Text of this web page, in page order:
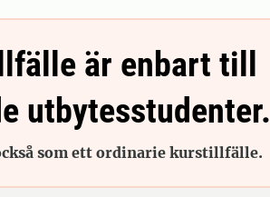
är enbart till
utbytesstudenter.
som ett ordinarie kurstillfälle.